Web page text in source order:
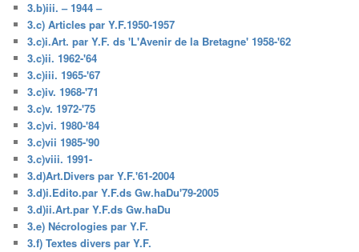
3.b)iii. – 1944 –
3.c) Articles par Y.F.1950-1957
3.c)i.Art. par Y.F. ds 'L'Avenir de la Bretagne' 1958-'62
3.c)ii. 1962-'64
3.c)iii. 1965-'67
3.c)iv. 1968-'71
3.c)v. 1972-'75
3.c)vi. 1980-'84
3.c)vii 1985-'90
3.c)viii. 1991-
3.d)Art.Divers par Y.F.'61-2004
3.d)i.Edito.par Y.F.ds Gw.haDu'79-2005
3.d)ii.Art.par Y.F.ds Gw.haDu
3.e) Nécrologies par Y.F.
3.f) Textes divers par Y.F.